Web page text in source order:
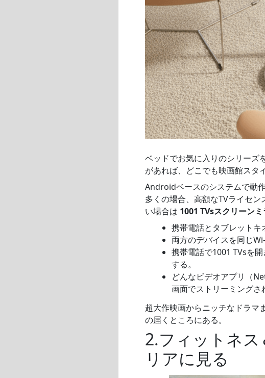
ベッドでお気に入りのシリーズ
があれば、どこでも映画館スタ
Androidベースのシステムで動
多くの場合、高額なTVライセ
い場合は 1001 TVsスクリーン
携帯電話とタブレットキ
両方のデバイスを同じ
携帯電話で1001 TVsを
する。
どんなビデオアプリ（
画面でストリーミングさ
超大作映画からニッチなドラマ
の届くところにある。
2.フィットネ
リアに見る